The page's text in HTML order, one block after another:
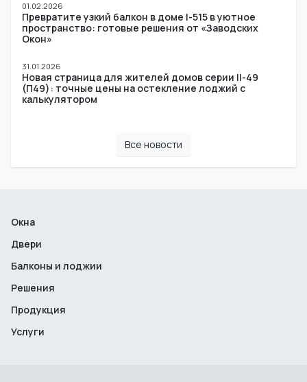
01.02.2026
Превратите узкий балкон в доме I-515 в уютное
пространство: готовые решения от «Заводских
Окон»
31.01.2026
Новая страница для жителей домов серии II-49
(П49): точные цены на остекление лоджий с
калькулятором
Все новости
Окна
Двери
Балконы и лоджии
Решения
Продукция
Услуги